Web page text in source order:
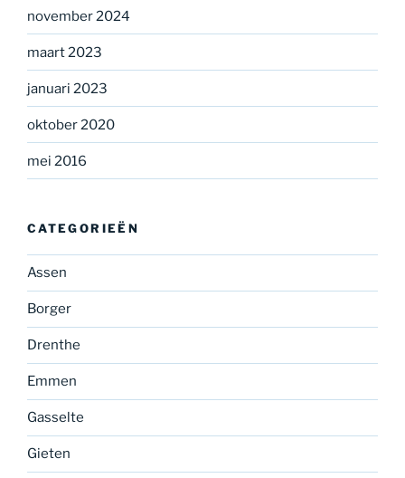
november 2024
maart 2023
januari 2023
oktober 2020
mei 2016
CATEGORIEËN
Assen
Borger
Drenthe
Emmen
Gasselte
Gieten